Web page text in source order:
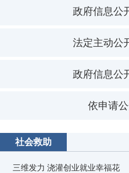
政府信息公
法定主动公
政府信息公
依申请
社会救助
三维发力 浇灌创业就业幸福花